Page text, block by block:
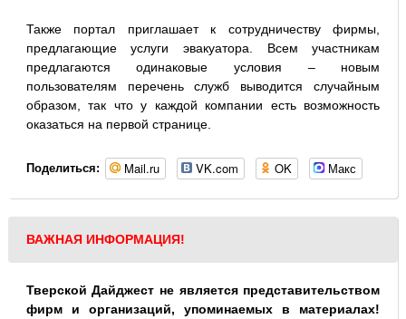
Также портал приглашает к сотрудничеству фирмы,
предлагающие услуги эвакуатора. Всем участникам
предлагаются одинаковые условия – новым
пользователям перечень служб выводится случайным
образом, так что у каждой компании есть возможность
оказаться на первой странице.
Поделиться: Mail.ru VK.com OK Макс
ВАЖНАЯ ИНФОРМАЦИЯ!
Тверской Дайджест не является представительством
фирм и организаций, упоминаемых в материалах!